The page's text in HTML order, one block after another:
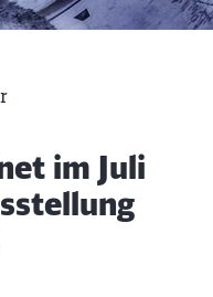
im Juli